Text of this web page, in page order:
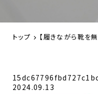
トップ 【履きながら靴を
2024.09.13